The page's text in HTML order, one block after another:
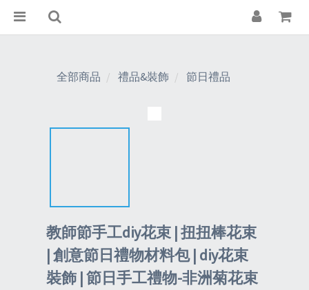
全部商品 禮品&裝飾 節日禮品
教師節手工diy花束 | 扭扭棒花束
| 創意節日禮物材料包 | diy花束
裝飾 | 節日手工禮物-非洲菊花束